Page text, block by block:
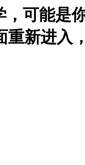
可能是
重新进入